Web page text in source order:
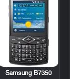
Samsung B7350